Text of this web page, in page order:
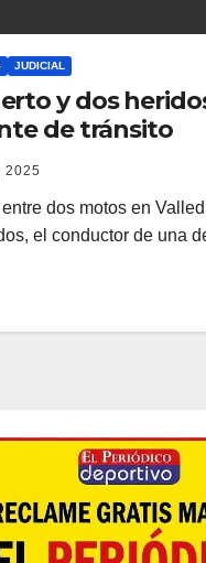
JUDICIAL
y dos
de tránsito
2025
dos motos en
el conductor de una